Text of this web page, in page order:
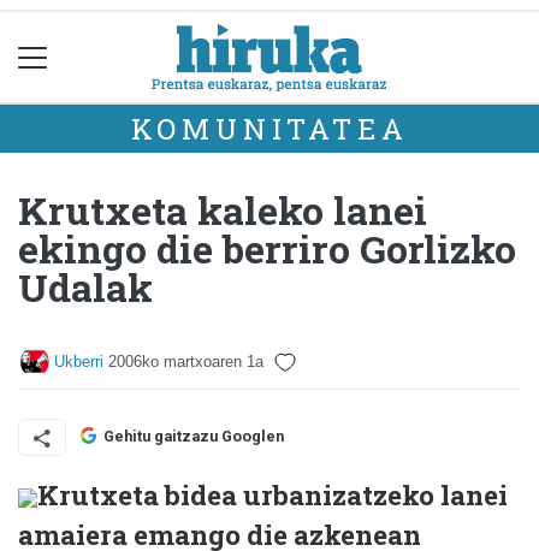
KOMUNITATEA
Krutxeta kaleko lanei
ekingo die berriro Gorlizko
Udalak
Ukberri 2006ko martxoaren 1a
Gehitu gaitzazu Googlen
Krutxeta bidea urbanizatzeko lanei
amaiera emango die azkenean